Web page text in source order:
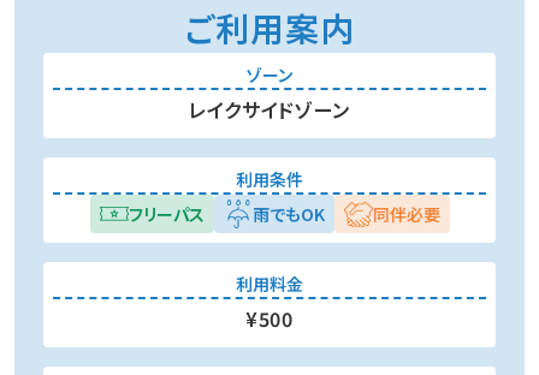
ご利用案内
ゾーン
レイクサイドゾーン
利用条件
フリーパス
雨でもOK 同伴必要
利用料金
¥500